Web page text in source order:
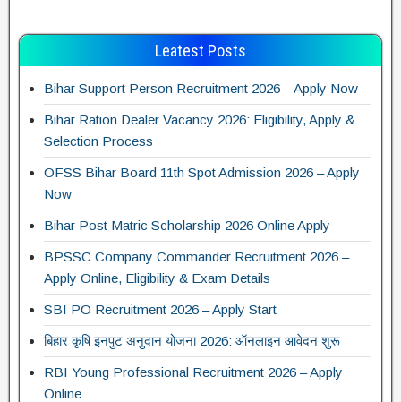
Leatest Posts
Bihar Support Person Recruitment 2026 – Apply Now
Bihar Ration Dealer Vacancy 2026: Eligibility, Apply &
Selection Process
OFSS Bihar Board 11th Spot Admission 2026 – Apply
Now
Bihar Post Matric Scholarship 2026 Online Apply
BPSSC Company Commander Recruitment 2026 –
Apply Online, Eligibility & Exam Details
SBI PO Recruitment 2026 – Apply Start
बिहार कृषि इनपुट अनुदान योजना 2026: ऑनलाइन आवेदन शुरू
RBI Young Professional Recruitment 2026 – Apply
Online